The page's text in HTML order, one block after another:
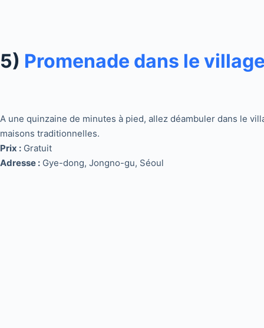
5) Promenade dans le
A une quinzaine de minutes à pied, allez déambuler dans le
maisons traditionnelles.
Prix : Gratuit
Adresse : Gye-dong, Jongno-gu, Séoul